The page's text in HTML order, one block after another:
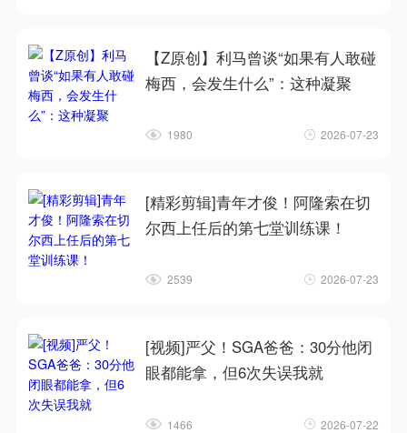
【Z原创】利马曾谈“如果有人敢碰
梅西，会发生什么”：这种凝聚
1980 2026-07-23
[精彩剪辑]青年才俊！阿隆索在切
尔西上任后的第七堂训练课！
2539 2026-07-23
[视频]严父！SGA爸爸：30分他闭
眼都能拿，但6次失误我就
1466 2026-07-22